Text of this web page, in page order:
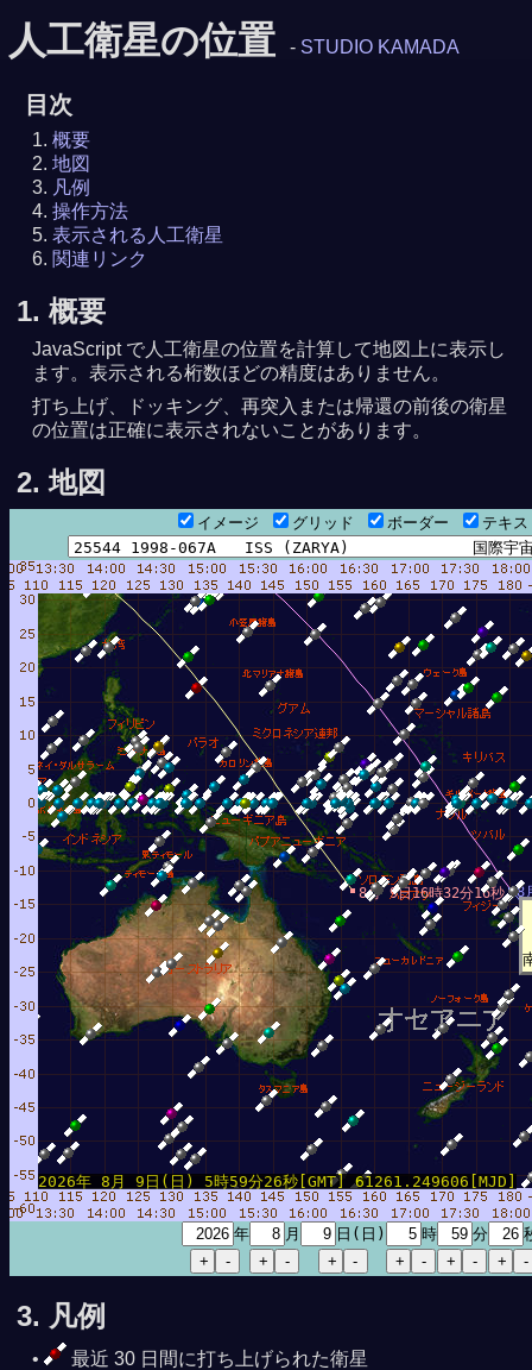
人工衛星の位置 - STUDIO KAMADA
目次
概要
地図
凡例
操作方法
表示される人工衛星
関連リンク
1. 概要
JavaScript で人工衛星の位置を計算して地図上に表示し
ます。表示される桁数ほどの精度はありません。
打ち上げ、ドッキング、再突入または帰還の前後の衛星
の位置は正確に表示されないことがあります。
2. 地図
イメージ グリッド ボーダー テキ
8月 9日14時36分06秒
8
秒
8月 9日16時32分16秒
2026年 8月 9日(日) 5時59分26秒[GMT] 61261.249606[MJD]
年 月 日(日) 時 分
3. 凡例
最近 30 日間に打ち上げられた衛星